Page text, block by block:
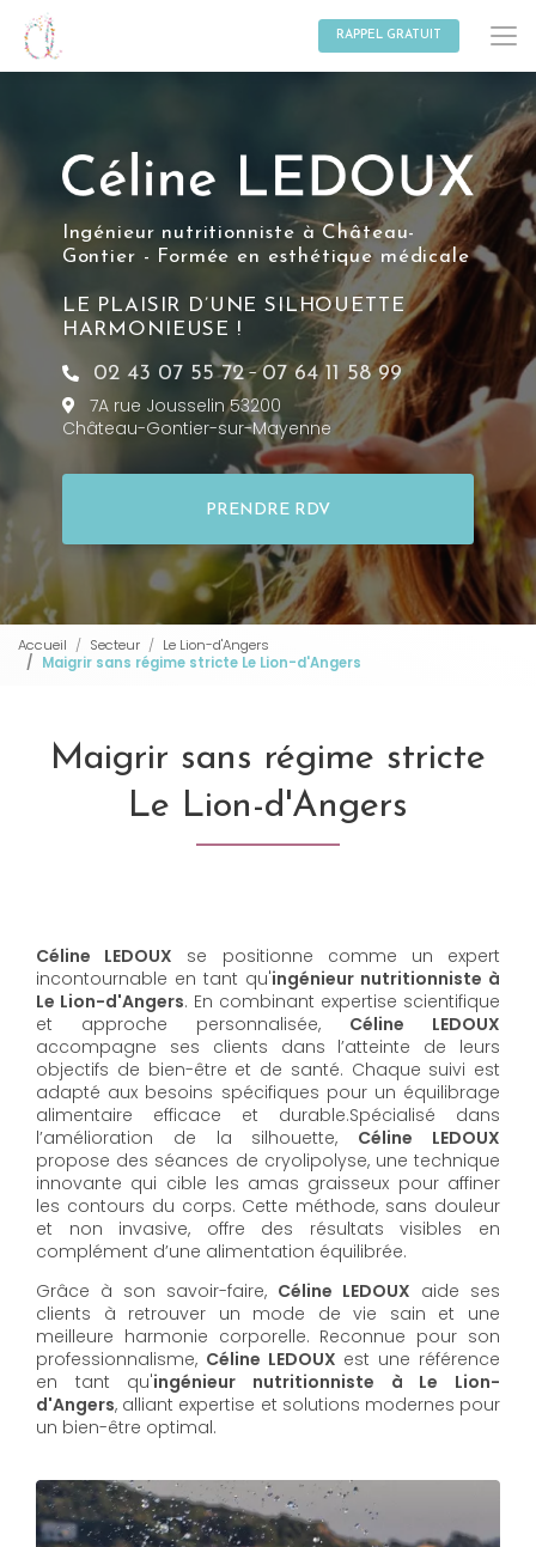
contenu
principal
RAPPEL GRATUIT
Ingénieur nutritionniste à Château-
Gontier - Formée en esthétique médicale
LE PLAISIR D’UNE SILHOUETTE
HARMONIEUSE !
02 43 07 55 72-07 64 11 58 99
7A rue Jousselin 53200
Château-Gontier-sur-Mayenne
PRENDRE RDV
Accueil Secteur
Le Lion-d'Angers
Maigrir sans régime stricte Le Lion-d'Angers
Maigrir sans régime stricte
Le Lion-d'Angers
Céline LEDOUX se positionne comme un expert
incontournable en tant qu'ingénieur nutritionniste à
Le Lion-d'Angers. En combinant expertise scientifique
et approche personnalisée, Céline LEDOUX
accompagne ses clients dans l’atteinte de leurs
objectifs de bien-être et de santé. Chaque suivi est
adapté aux besoins spécifiques pour un équilibrage
alimentaire efficace et durable.Spécialisé dans
l’amélioration de la silhouette, Céline LEDOUX
propose des séances de cryolipolyse, une technique
innovante qui cible les amas graisseux pour affiner
les contours du corps. Cette méthode, sans douleur
et non invasive, offre des résultats visibles en
complément d’une alimentation équilibrée.
Grâce à son savoir-faire, Céline LEDOUX aide ses
clients à retrouver un mode de vie sain et une
meilleure harmonie corporelle. Reconnue pour son
professionnalisme, Céline LEDOUX est une référence
en tant qu'ingénieur nutritionniste à Le Lion-
d'Angers, alliant expertise et solutions modernes pour
un bien-être optimal.